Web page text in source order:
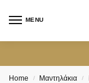
MENU
Home / Μαντηλάκια /